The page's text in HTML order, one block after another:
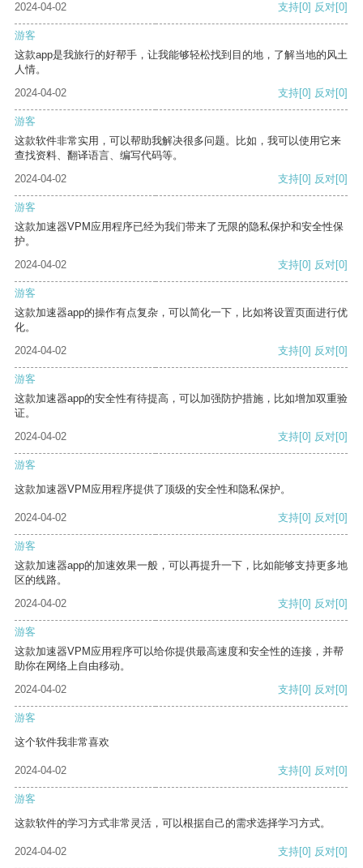
2024-04-02
支持[0] 反对[0]
游客
这款app是我旅行的好帮手，让我能够轻松找到目的地，了解当地的风土
人情。
2024-04-02
支持[0] 反对[0]
游客
这款软件非常实用，可以帮助我解决很多问题。比如，我可以使用它来
查找资料、翻译语言、编写代码等。
2024-04-02
支持[0] 反对[0]
游客
这款加速器VPM应用程序已经为我们带来了无限的隐私保护和安全性保
护。
2024-04-02
支持[0] 反对[0]
游客
这款加速器app的操作有点复杂，可以简化一下，比如将设置页面进行优
化。
2024-04-02
支持[0] 反对[0]
游客
这款加速器app的安全性有待提高，可以加强防护措施，比如增加双重验
证。
2024-04-02
支持[0] 反对[0]
游客
这款加速器VPM应用程序提供了顶级的安全性和隐私保护。
2024-04-02 支持[0] 反对[0]
游客
这款加速器app的加速效果一般，可以再提升一下，比如能够支持更多地
区的线路。
2024-04-02
支持[0] 反对[0]
游客
这款加速器VPM应用程序可以给你提供最高速度和安全性的连接，并帮
助你在网络上自由移动。
2024-04-02
支持[0] 反对[0]
游客
这个软件我非常喜欢
2024-04-02 支持[0] 反对[0]
游客
这款软件的学习方式非常灵活，可以根据自己的需求选择学习方式。
2024-04-02 支持[0] 反对[0]